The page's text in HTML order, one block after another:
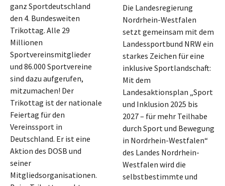
ganz Sportdeutschland
den 4. Bundesweiten
Trikottag. Alle 29
Millionen
Sportvereinsmitglieder
und 86.000 Sportvereine
sind dazu aufgerufen,
mitzumachen! Der
Trikottag ist der nationale
Feiertag für den
Vereinssport in
Deutschland. Er ist eine
Aktion des DOSB und
seiner
Mitgliedsorganisationen.
Die Landesregierung
Nordrhein-Westfalen
setzt gemeinsam mit dem
Landessportbund NRW ein
starkes Zeichen für eine
inklusive Sportlandschaft:
Mit dem
Landesaktionsplan „Sport
und Inklusion 2025 bis
2027 – für mehr Teilhabe
durch Sport und Bewegung
in Nordrhein-Westfalen“
des Landes Nordrhein-
Westfalen wird die
selbstbestimmte und